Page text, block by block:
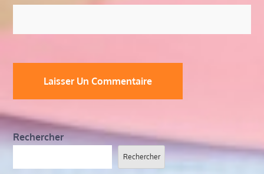
Rechercher
Rechercher